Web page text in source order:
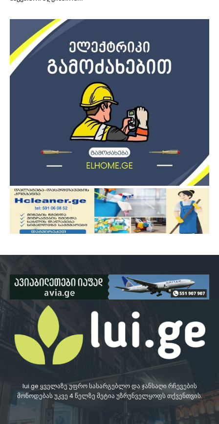
lui.ge ყველაზე უფრო სასარგებლო და ჯანსაღი რჩევების
მოწოდებას უკვე 4 წელზე მეტია უზრუნველყოფს თქვენთვის.